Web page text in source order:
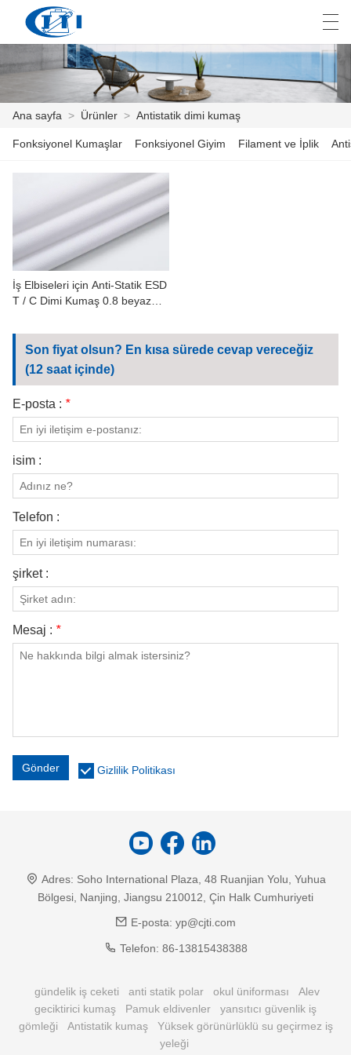
ANA SAYFA
ÖZELLEŞTIRME
HAKKIMIZDA
HABER
BIZIMLE ILETIŞIME GEÇIN
VIDEOLAR
العربية česky Deutsch
Ana sayfa > Ürünler > Antistatik dimi kumaş
Fonksiyonel Kumaşlar Fonksiyonel Giyim Filament ve İplik
İş Elbiseleri için Anti-Statik ESD
T / C Dimi Kumaş 0.8 beyaz
Son fiyat olsun? En kısa sürede cevap vereceğiz
(12 saat içinde)
E-posta : *
isim :
Telefon :
şirket :
Mesaj : *
Gönder Gizlilik Politikası
Adres: Soho International Plaza, 48 Ruanjian Yolu, Yuhua
Bölgesi, Nanjing, Jiangsu 210012, Çin Halk Cumhuriyeti
E-posta: yp@cjti.com
Telefon: 86-13815438388
gündelik iş ceketi anti statik polar okul üniforması
Alev
geciktirici kumaş
Pamuk eldivenler
yansıtıcı güvenlik iş
gömleği
Antistatik kumaş
Yüksek görünürlüklü su geçirmez iş
yeleği